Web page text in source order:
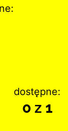
dostępne:
0 z 1